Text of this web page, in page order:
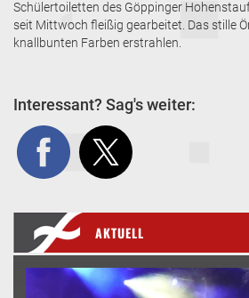
Schülertoiletten des Göppinger
seit Mittwoch fleißig gearbeitet. Das stille
knallbunten Farben erstrahlen.
Interessant? Sag's weiter:
AKTUELL